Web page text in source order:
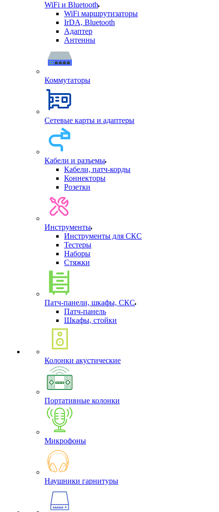
WiFi и Bluetooth
WiFi маршрутизаторы
IrDA, Bluetooth
Адаптер
Антенны
Коммутаторы
Сетевые карты и адаптеры
Кабели и разъемы
Кабели, патч-корды
Коннекторы
Розетки
Инструменты
Инструменты для СКС
Тестеры
Наборы
Стяжки
Патч-панели, шкафы, СКС
Патч-панель
Шкафы, стойки
Колонки акустические
Портативные колонки
Микрофоны
Наушники гарнитуры